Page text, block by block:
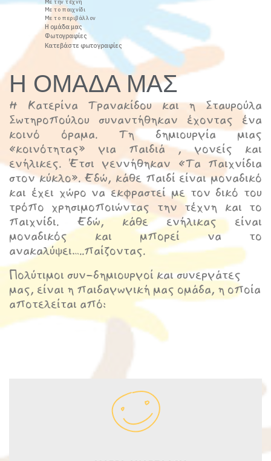
Με το παιχνίδι
Με το περιβάλλον
Η ομάδα μας
Φωτογραφίες
Κατεβάστε φωτογραφίες
Η ΟΜΑΔΑ ΜΑΣ
Η Κατερίνα Τρανακίδου και η Σταυρούλα
Σωτηροπούλου συναντήθηκαν έχοντας ένα
κοινό όραμα. Τη δημιουργία μιας
«κοινότητας» για παιδιά , γονείς και
ενήλικες. Έτσι γεννήθηκαν «Τα παιχνίδια
στον κύκλο». Εδώ, κάθε παιδί είναι μοναδικό
και έχει χώρο να εκφραστεί με τον δικό του
τρόπο χρησιμοποιώντας την τέχνη και το
παιχνίδι. Εδώ, κάθε ενήλικας είναι
μοναδικός και μπορεί να το
ανακαλύψει…..παίζοντας.
Πολύτιμοι συν-δημιουργοί και συνεργάτες
μας, είναι η παιδαγωγική μας ομάδα, η οποία
αποτελείται από: